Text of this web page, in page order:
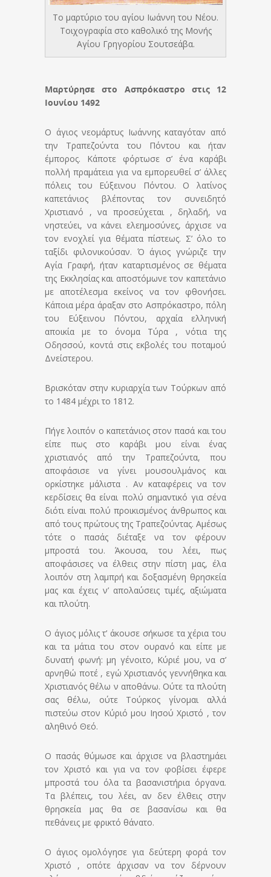
Το μαρτύριο του αγίου Ιωάννη του Νέου.
Τοιχογραφία στο καθολικό της Μονής
Αγίου Γρηγορίου Σουτσεάβα.
Μαρτύρησε στο Ασπρόκαστρο στις 12
Ιουνίου 1492
Ο άγιος νεομάρτυς Ιωάννης καταγόταν από
την Τραπεζούντα του Πόντου και ήταν
έμπορος. Κάποτε φόρτωσε σ’ ένα καράβι
πολλή πραμάτεια για να εμπορευθεί σ’ άλλες
πόλεις του Εύξεινου Πόντου. Ο λατίνος
καπετάνιος βλέποντας τον συνειδητό
Χριστιανό , να προσεύχεται , δηλαδή, να
νηστεύει, να κάνει ελεημοσύνες, άρχισε να
τον ενοχλεί για θέματα πίστεως. Σ’ όλο το
ταξίδι φιλονικούσαν. Ό άγιος γνώριζε την
Αγία Γραφή, ήταν καταρτισμένος σε θέματα
της Εκκλησίας και αποστόμωνε τον καπετάνιο
με αποτέλεσμα εκείνος να τον φθονήσει.
Κάποια μέρα άραξαν στο Ασπρόκαστρο, πόλη
του Εύξεινου Πόντου, αρχαία ελληνική
αποικία με το όνομα Τύρα , νότια της
Οδησσού, κοντά στις εκβολές του ποταμού
Δνείστερου.
Βρισκόταν στην κυριαρχία των Τούρκων από
το 1484 μέχρι το 1812.
Πήγε λοιπόν ο καπετάνιος στον πασά και του
είπε πως στο καράβι μου είναι ένας
χριστιανός από την Τραπεζούντα, που
αποφάσισε να γίνει μουσουλμάνος και
ορκίστηκε μάλιστα . Αν καταφέρεις να τον
κερδίσεις θα είναι πολύ σημαντικό για σένα
διότι είναι πολύ προικισμένος άνθρωπος και
από τους πρώτους της Τραπεζούντας. Αμέσως
τότε ο πασάς διέταξε να τον φέρουν
μπροστά του. Άκουσα, του λέει, πως
αποφάσισες να έλθεις στην πίστη μας, έλα
λοιπόν στη λαμπρή και δοξασμένη θρησκεία
μας και έχεις ν’ απολαύσεις τιμές, αξιώματα
και πλούτη.
Ο άγιος μόλις τ’ άκουσε σήκωσε τα χέρια του
και τα μάτια του στον ουρανό και είπε με
δυνατή φωνή: μη γένοιτο, Κύριέ μου, να σ’
αρνηθώ ποτέ , εγώ Χριστιανός γεννήθηκα και
Χριστιανός θέλω ν αποθάνω. Ούτε τα πλούτη
σας θέλω, ούτε Τούρκος γίνομαι αλλά
πιστεύω στον Κύριό μου Ιησού Χριστό , τον
αληθινό Θεό.
Ο πασάς θύμωσε και άρχισε να βλαστημάει
τον Χριστό και για να τον φοβίσει έφερε
μπροστά του όλα τα βασανιστήρια όργανα.
Τα βλέπεις, του λέει, αν δεν έλθεις στην
θρησκεία μας θα σε βασανίσω και θα
πεθάνεις με φρικτό θάνατο.
Ο άγιος ομολόγησε για δεύτερη φορά τον
Χριστό , οπότε άρχισαν να τον δέρνουν